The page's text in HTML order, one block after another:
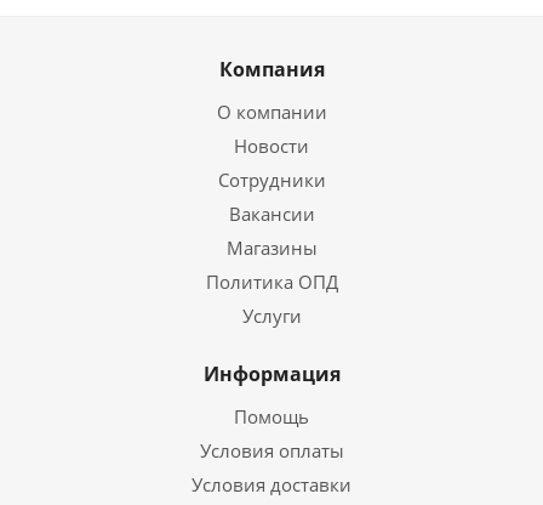
Компания
О компании
Новости
Сотрудники
Вакансии
Магазины
Политика ОПД
Услуги
Информация
Помощь
Условия оплаты
Условия доставки